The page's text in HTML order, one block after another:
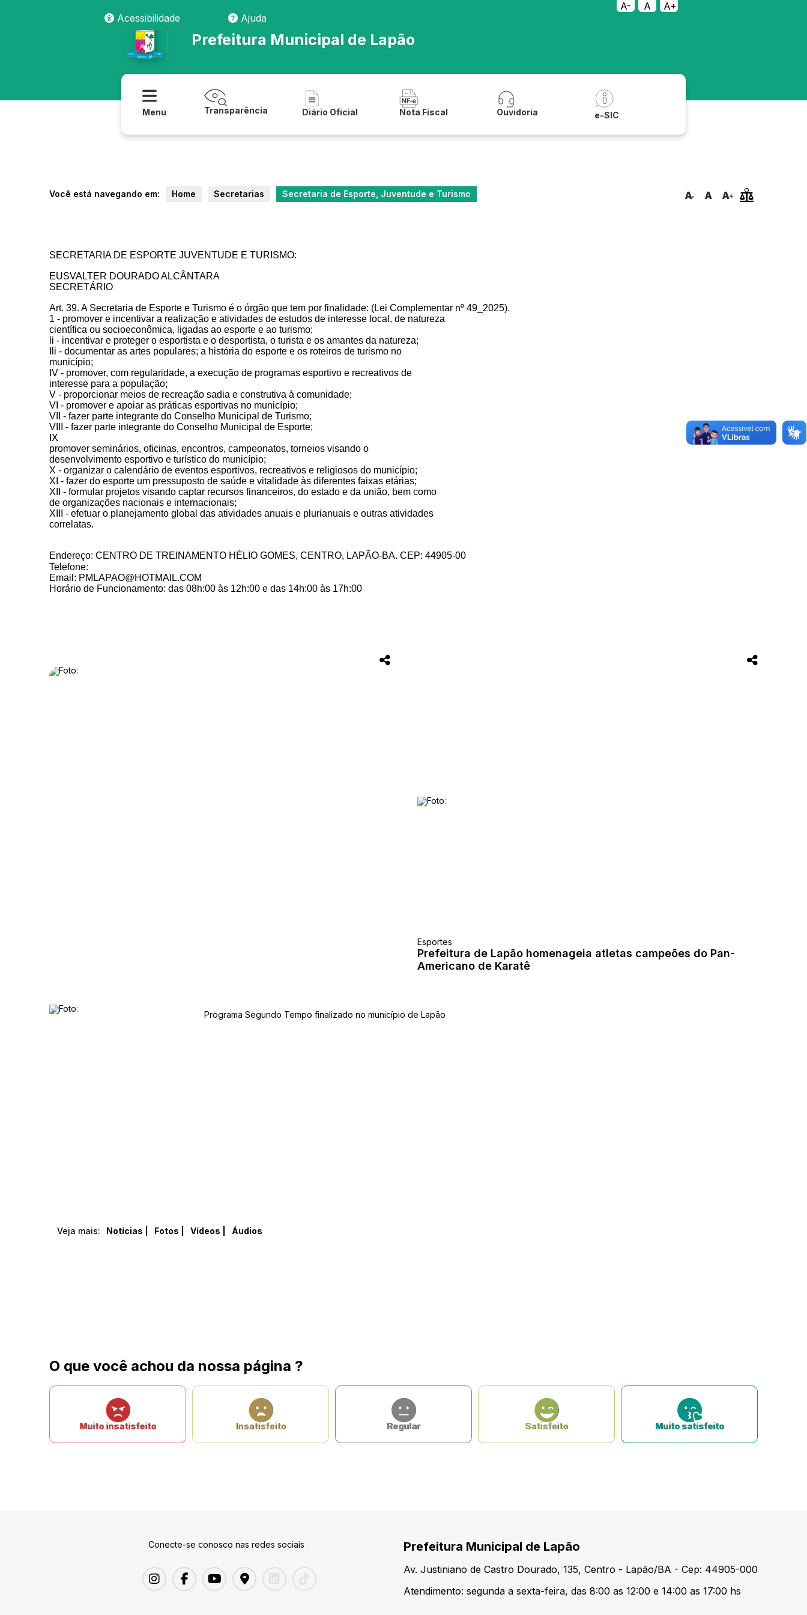
A- A
A+
Acessibilidade
Ajuda
Prefeitura Municipal de Lapão
Menu Transparência Diário Oficial Nota Fiscal Ouvidoria e-SIC
Você está navegando em: Home Secretarias Secretaria de Esporte, Juventude e Turismo
SECRETARIA DE ESPORTE JUVENTUDE E TURISMO:
EUSVALTER DOURADO ALCÂNTARA
SECRETÁRIO
Art. 39. A Secretaria de Esporte e Turismo é o órgão que tem por finalidade: (Lei Complementar nº 49_2025).
1 - promover e incentivar a realização e atividades de estudos de interesse local, de natureza
científica ou socioeconômica, ligadas ao esporte e ao turismo;
li - incentivar e proteger o esportista e o desportista, o turista e os amantes da natureza;
Ili - documentar as artes populares; a história do esporte e os roteiros de turismo no
município;
IV - promover, com regularidade, a execução de programas esportivo e recreativos de
interesse para a população;
V - proporcionar meios de recreação sadia e construtiva à comunidade;
VI - promover e apoiar as práticas esportivas no município;
VII - fazer parte integrante do Conselho Municipal de Turismo;
VIII - fazer parte integrante do Conselho Municipal de Esporte;
IX
promover seminários, oficinas, encontros, campeonatos, torneios visando o
desenvolvimento esportivo e turístico do município;
X - organizar o calendário de eventos esportivos, recreativos e religiosos do município;
XI - fazer do esporte um pressuposto de saúde e vitalidade às diferentes faixas etárias;
XII - formular projetos visando captar recursos financeiros, do estado e da união, bem como
de organizações nacionais e internacionais;
XIII - efetuar o planejamento global das atividades anuais e plurianuais e outras atividades
correlatas.
Endereço: CENTRO DE TREINAMENTO HÉLIO GOMES, CENTRO, LAPÃO-BA. CEP: 44905-00
Telefone:
Email: PMLAPAO@HOTMAIL.COM
Horário de Funcionamento: das 08h:00 às 12h:00 e das 14h:00 às 17h:00
Esportes
Prefeitura de Lapão homenageia atletas campeões do Pan-
Americano de Karatê
Programa Segundo Tempo finalizado no município de Lapão
Veja mais: Notícias | Fotos | Vídeos | Áudios
O que você achou da nossa página ?
Muito insatisfeito Insatisfeito Regular Satisfeito Muito satisfeito
Conecte-se conosco nas redes sociais Prefeitura Municipal de Lapão
Av. Justiniano de Castro Dourado, 135, Centro - Lapão/BA - Cep: 44905-000
Atendimento: segunda a sexta-feira, das 8:00 as 12:00 e 14:00 as 17:00 hs